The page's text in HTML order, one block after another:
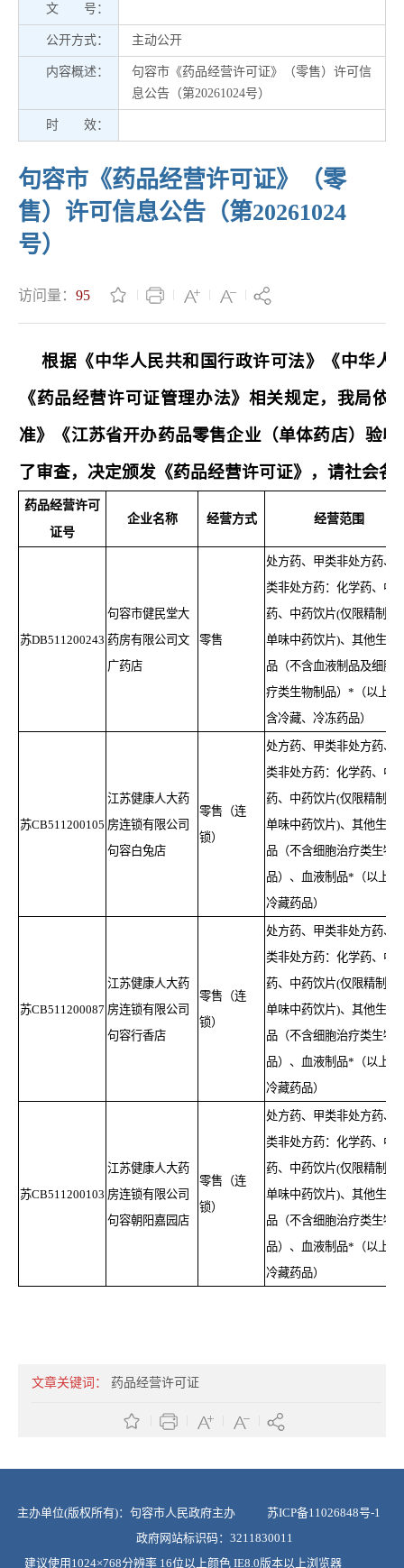
文 号：
公开方式： 主动公开
内容概述：
句容市《药品经营许可证》（零售）许可信
息公告（第20261024号）
时 效：
句容市《药品经营许可证》（零
售）许可信息公告（第20261024
号）
访问量： 95
根据《中华人民共和国行政许可法》《中华
《药品经营许可证管理办法》相关规定，我局
准》《江苏省开办药品零售企业（单体药店）验
了审查，决定颁发《药品经营许可证》，请社会各
药品经营许可
证号
企业名称 经营方式 经营范围
苏DB511200243
句容市健民堂大
药房有限公司文
广药店
零售
处方药、甲类非处方药、
类非处方药：化学药、中
药、中药饮片(仅限精制包
单味中药饮片)、其他生物
品（不含血液制品及细胞
疗类生物制品）*（以上不
含冷藏、冷冻药品）
苏CB511200105
江苏健康人大药
房连锁有限公司
句容白兔店
零售（连
锁）
处方药、甲类非处方药、
类非处方药：化学药、中
药、中药饮片(仅限精制包
单味中药饮片)、其他生物
品（不含细胞治疗类生物
品）、血液制品*（以上含
冷藏药品）
苏CB511200087
江苏健康人大药
房连锁有限公司
句容行香店
零售（连
锁）
处方药、甲类非处方药、
类非处方药：化学药、中
药、中药饮片(仅限精制包
单味中药饮片)、其他生物
品（不含细胞治疗类生物
品）、血液制品*（以上含
冷藏药品）
苏CB511200103
江苏健康人大药
房连锁有限公司
句容朝阳嘉园店
零售（连
锁）
处方药、甲类非处方药、
类非处方药：化学药、中
药、中药饮片(仅限精制包
单味中药饮片)、其他生物
品（不含细胞治疗类生物
品）、血液制品*（以上含
冷藏药品）
文章关键词： 药品经营许可证
主办单位(版权所有)：句容市人民政府主办 苏ICP备11026848号-1
政府网站标识码：3211830011
建议使用1024×768分辨率 16位以上颜色 IE8.0版本以上浏览器